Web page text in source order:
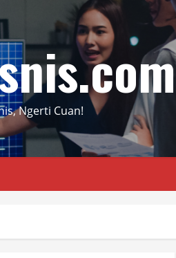
Ngerti Cuan!